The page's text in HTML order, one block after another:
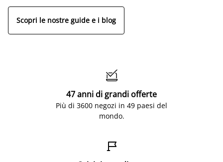
Scopri le nostre guide e i blog

47 anni di grandi offerte
Più di 3600 negozi in 49 paesi del
mondo.
